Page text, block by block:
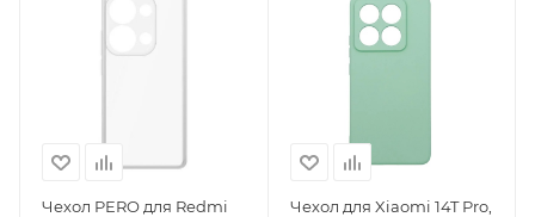
Чехол PERO для Redmi
Чехол для Xiaomi 14T Pro,